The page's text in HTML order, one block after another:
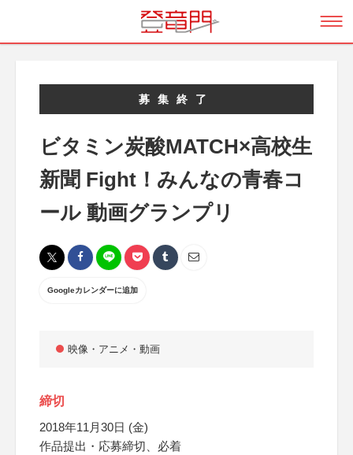
募集終了
ビタミン炭酸MATCH×高校生
新聞 Fight！みんなの青春コ
ール 動画グランプリ
Googleカレンダーに追加
映像・アニメ・動画
締切
2018年11月30日 (金)
作品提出・応募締切、必着